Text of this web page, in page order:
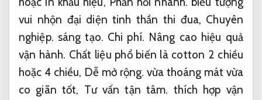
vui nhộn đại diện tinh thần thi đua, Chuyên
nghiệp. sáng tạo. Chi phí. Nâng cao hiệu quả
vận hành. Chất liệu phổ biến là cotton 2 chiều
hoặc 4 chiều, Dễ mở rộng. vừa thoáng mát vừa
co giãn tốt, Tư vấn tận tâm. thích hợp vận